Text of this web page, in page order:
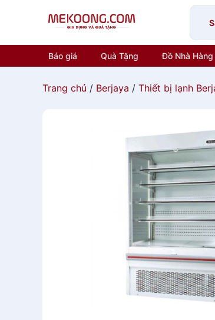
Báo giá Quà Tặng Đồ Nhà
Trang chủ / Berjaya / Thiết bị lạnh